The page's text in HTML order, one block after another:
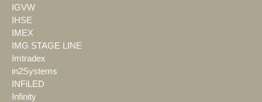
IGVW
IHSE
IMEX
IMG STAGE LINE
Imtradex
in2Systems
INFiLED
Infinity